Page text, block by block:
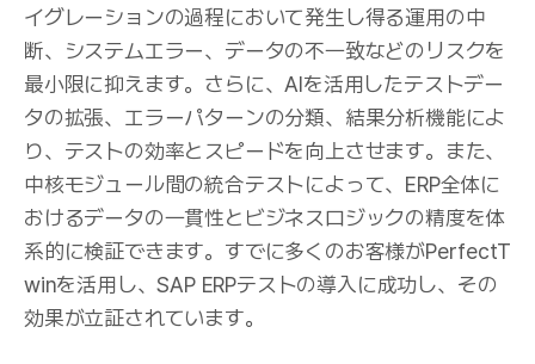
イグレーションの過程において発生し得る運用の中
断、システムエラー、データの不一致などのリスクを
最小限に抑えます。さらに、AIを活用したテストデー
タの拡張、エラーパターンの分類、結果分析機能によ
り、テストの効率とスピードを向上させます。また、
中核モジュール間の統合テストによって、ERP全体に
おけるデータの一貫性とビジネスロジックの精度を体
系的に検証できます。すでに多くのお客様がPerfectT
winを活用し、SAP ERPテストの導入に成功し、その
効果が立証されています。